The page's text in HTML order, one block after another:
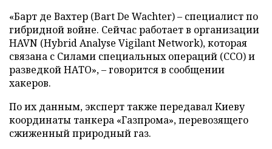
«Барт де Вахтер (Bart De Wachter) – специалист по
гибридной войне. Сейчас работает в организации
HAVN (Hybrid Analyse Vigilant Network), которая
связана с Силами специальных операций (ССО) и
разведкой НАТО», – говорится в сообщении
хакеров.
По их данным, эксперт также передавал Киеву
координаты танкера «Газпрома», перевозящего
сжиженный природный газ.